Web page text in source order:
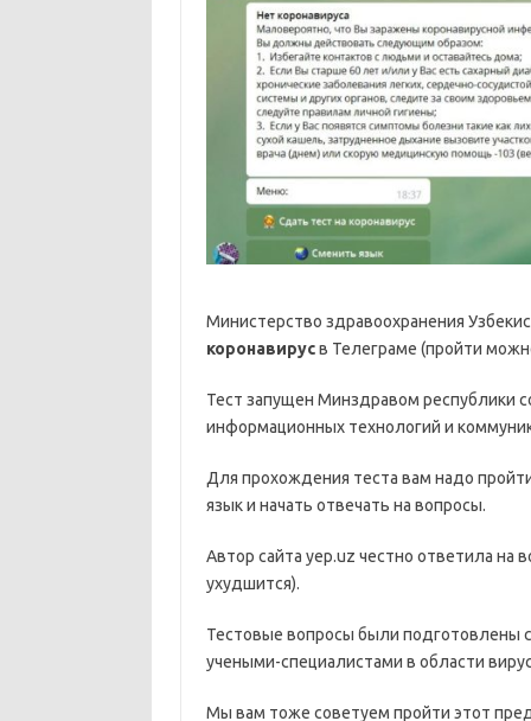
Министерство здравоохранения
коронавирусв Телеграме (пройти
Тест запущен Минздравом республики
информационных технологий и
Для прохождения теста вам надо
язык и начать отвечать на вопросы.
Автор сайта yep.uz честно ответила на
ухудшится).
Тестовые вопросы были подготовлены
учеными-специалистами в области
Мы вам тоже советуем пройти этот